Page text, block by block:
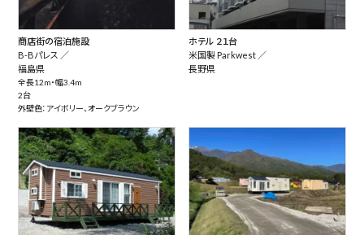
商店街の宿泊施設
B-Bパレス ／
福島県
全長12m・幅3.4m
2台
外壁色：アイボリー、オークブラウン
ホテル ２１台
米国製 Parkwest ／
長野県